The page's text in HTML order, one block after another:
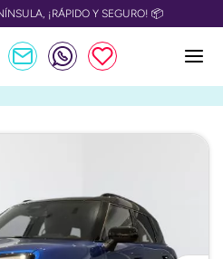
¡RÁPIDO Y SEGURO! 📦